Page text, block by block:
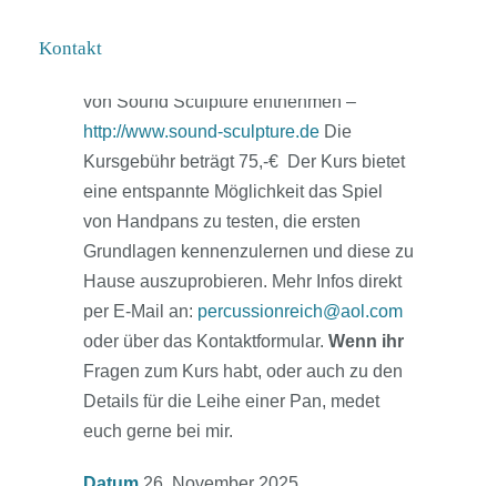
Möglichkeit eine Handpan auszuleihen,
von Sound Sculpture entnehmen –
http://www.sound-sculpture.deDie
Kursgebühr beträgt 75,-€ Der Kurs bietet
eine entspannte Möglichkeit das Spiel
von Handpans zu testen, die ersten
Grundlagen kennenzulernen und diese zu
Hause auszuprobieren. Mehr Infos direkt
per E-Mail an: percussionreich@aol.com
oder über das Kontaktformular. Wenn ihr
Fragen zum Kurs habt, oder auch zu den
Details für die Leihe einer Pan, medet
euch gerne bei mir.
Kontakt